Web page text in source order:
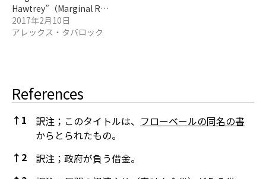
Hawtrey”（Marginal R…
2017年2月10日
アレックス・タバロック
References
↑ 1 訳注；このタイトルは、 フローベールの同名の書
からとられたもの。
↑ 2
訳注；政府が負う借金。